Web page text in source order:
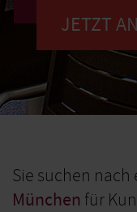
JETZT
Sie suchen nach
München für